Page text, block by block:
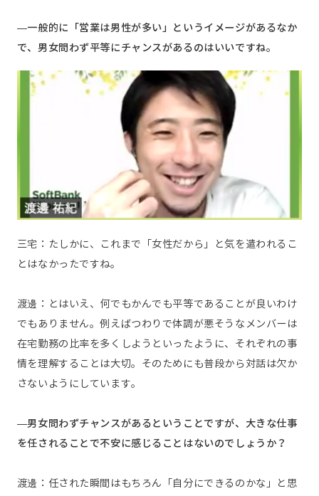
—一般的に「営業は男性が多い」というイメージがあるなか
で、男女問わず平等にチャンスがあるのはいいですね。
三宅：たしかに、これまで「女性だから」と気を遣われるこ
とはなかったですね。
渡邊：とはいえ、何でもかんでも平等であることが良いわけ
でもありません。例えばつわりで体調が悪そうなメンバーは
在宅勤務の比率を多くしようといったように、それぞれの事
情を理解することは大切。そのためにも普段から対話は欠か
さないようにしています。
—男女問わずチャンスがあるということですが、大きな仕事
を任されることで不安に感じることはないのでしょうか？
渡邊：任された瞬間はもちろん「自分にできるのかな」と思